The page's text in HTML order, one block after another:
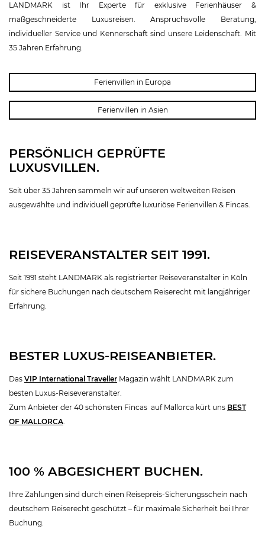
LANDMARK ist Ihr Experte für exklusive Ferienhäuser &
maßgeschneiderte Luxusreisen. Anspruchsvolle Beratung,
individueller Service und Kennerschaft sind unsere Leidenschaft. Mit
35 Jahren Erfahrung.
Ferienvillen in Europa
Ferienvillen in Asien
PERSÖNLICH GEPRÜFTE
LUXUSVILLEN.
Seit über 35 Jahren sammeln wir auf unseren weltweiten Reisen
ausgewählte und individuell geprüfte luxuriöse Ferienvillen & Fincas.
REISEVERANSTALTER SEIT 1991.
Seit 1991 steht LANDMARK als registrierter Reiseveranstalter in Köln
für sichere Buchungen nach deutschem Reiserecht mit langjähriger
Erfahrung.
BESTER LUXUS-REISEANBIETER.
Das VIP International Traveller Magazin wählt LANDMARK zum
besten Luxus-Reiseveranstalter.
Zum Anbieter der 40 schönsten Fincas auf Mallorca kürt uns BEST
OF MALLORCA.
100 % ABGESICHERT BUCHEN.
Ihre Zahlungen sind durch einen Reisepreis-Sicherungsschein nach
deutschem Reiserecht geschützt – für maximale Sicherheit bei Ihrer
Buchung.